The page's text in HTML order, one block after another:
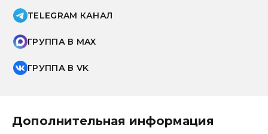
TELEGRAM КАНАЛ
ГРУППА В MAX
ГРУППА В VK
Дополнительная информация